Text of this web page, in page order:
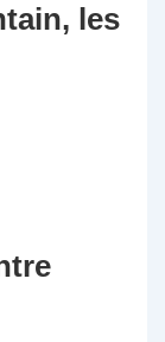
les